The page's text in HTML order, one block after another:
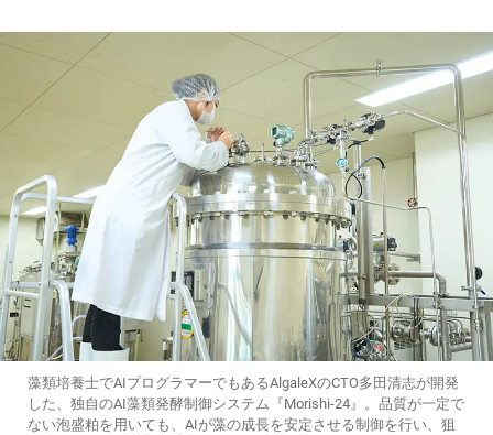
藻類培養士でAIプログラマーでもあるAlgaleXのCTO多田清志が開発
した、独自のAI藻類発酵制御システム『Morishi-24』。品質が一定で
ない泡盛粕を用いても、AIが藻の成長を安定させる制御を行い、狙